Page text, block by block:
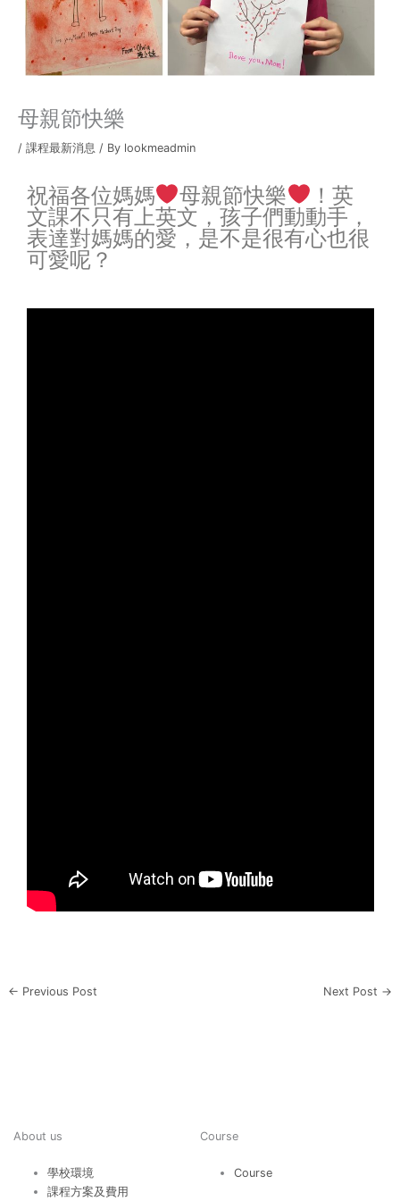
母親節快樂
/ 課程最新消息 / By lookmeadmin
祝福各位媽媽 母親節快樂
！英
文課不只有上英文，孩子們動動手，
表達對媽媽的愛，是不是很有心也很
可愛呢？
← Previous Post Next Post →
About us
學校環境
課程方案及費用
Course
Course